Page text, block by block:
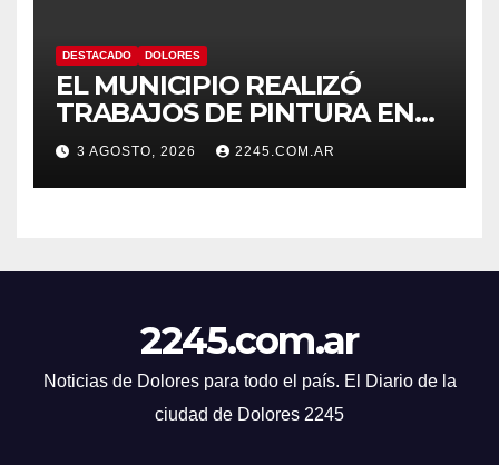
DESTACADO DOLORES
EL MUNICIPIO REALIZÓ
TRABAJOS DE PINTURA EN
LA ESCUELA N.º 10
3 AGOSTO, 2026 2245.COM.AR
2245.com.ar
Noticias de Dolores para todo el país. El Diario de la
ciudad de Dolores 2245